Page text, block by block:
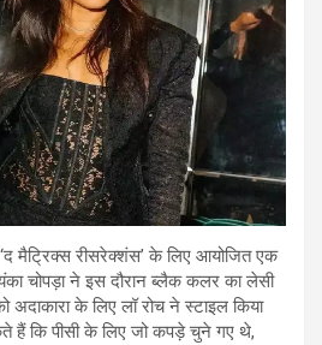
मैट्रिक्स रीसरेक्शंस’ के लिए आयोजित एक
चोपड़ा ने इस दौरान ब्लैक कलर का लेसी
के लिए लॉ रोच ने स्टाइल किया
हैं कि पीसी के लिए जो कपड़े चुने गए थे,